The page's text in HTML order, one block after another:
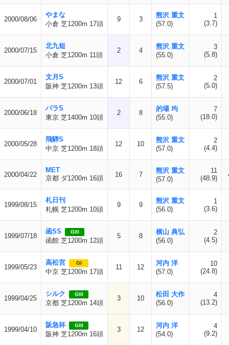
2000/08/06
やまな
小倉 芝1200m 17頭
9 3
熊沢 重文
(57.0)
1
(3.7)
2000/07/15
北九短
小倉 芝1200m 11頭
2 4
熊沢 重文
(55.0)
3
(5.8)
2000/07/01
文月S
阪神 芝1200m 13頭
12 6
熊沢 重文
(57.5)
2
(5.0)
2000/06/18
パラS
東京 芝1400m 10頭
2 8
的場 均
(55.0)
7
(18.0)
2000/05/28
飛騨S
中京 芝1200m 18頭
12 10
熊沢 重文
(57.0)
2
(4.4)
2000/04/22
MET
京都 ダ1200m 16頭
16 7
熊沢 重文
(57.0)
11
(48.9)
1999/08/15
札日刊
札幌 芝1200m 10頭
9 9
熊沢 重文
(56.0)
1
(3.6)
1999/07/18
函SS GIII
函館 芝1200m 12頭
5 8
横山 典弘
(56.0)
2
(4.5)
1999/05/23
高松宮 GI
中京 芝1200m 17頭
11 12
河内 洋
(57.0)
10
(24.8)
1999/04/25
シルク GIII
京都 芝1200m 14頭
3 10
松田 大作
(56.0)
4
(13.2)
1999/04/10
阪急杯 GIII
阪神 芝1200m 16頭
3 12
河内 洋
(54.0)
4
(9.2)